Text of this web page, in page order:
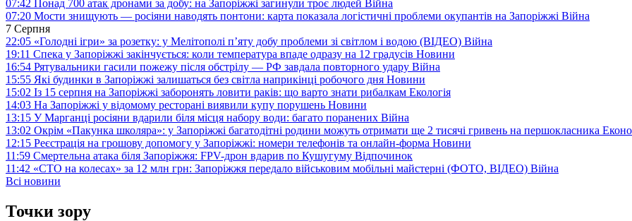
07:42 Понад 700 атак дронами за добу: на Запоріжжі загинули троє людей Війна
07:20 Мости знищують — росіяни наводять понтони: карта показала логістичні проблеми окупантів на Запоріжжі Війна
7 Серпня
22:05 «Голодні ігри» за розетку: у Мелітополі п’яту добу проблеми зі світлом і водою (ВІДЕО) Війна
19:11 Спека у Запоріжжі закінчується: коли температура впаде одразу на 12 градусів Новини
16:54 Рятувальники гасили пожежу після обстрілу — РФ завдала повторного удару Війна
15:55 Які будинки в Запоріжжі залишаться без світла наприкінці робочого дня Новини
15:02 Із 15 серпня на Запоріжжі заборонять ловити раків: що варто знати рибалкам Екологія
14:03 На Запоріжжі у відомому ресторані виявили купу порушень Новини
13:15 У Марганці росіяни вдарили біля місця набору води: багато поранених Війна
13:02 Окрім «Пакунка школяра»: у Запоріжжі багатодітні родини можуть отримати ще 2 тисячі гривень на першокласника
12:15 Реєстрація на грошову допомогу у Запоріжжі: номери телефонів та онлайн-форма Новини
11:59 Смертельна атака біля Запоріжжя: FPV-дрон вдарив по Кушугуму Відпочинок
11:42 «СТО на колесах» за 12 млн грн: Запоріжжя передало військовим мобільні майстерні (ФОТО, ВІДЕО) Війна
Всі новини
Точки зору